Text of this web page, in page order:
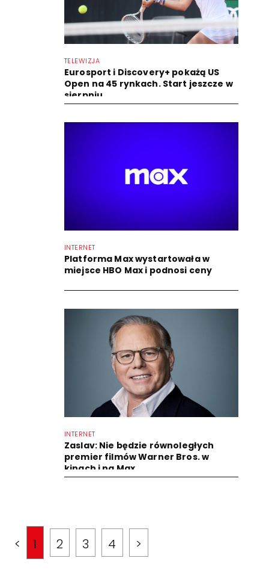
TELEWIZJA
Eurosport i Discovery+ pokażą US
Open na 45 rynkach. Start jeszcze w
sierpniu
INTERNET
Platforma Max wystartowała w
miejsce HBO Max i podnosi ceny
INTERNET
Zaslav: Nie będzie równoległych
premier filmów Warner Bros. w
kinach i na Max
< 1 2 3 4 >